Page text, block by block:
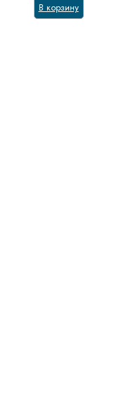
В корзину